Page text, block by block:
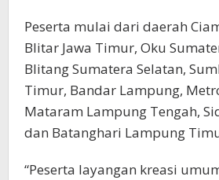
Peserta mulai dari daerah
Blitar Jawa Timur, Oku
Blitang Sumatera Selatan,
Timur, Bandar Lampung,
Mataram Lampung Tengah,
dan Batanghari Lampung
“Peserta layangan kreasi